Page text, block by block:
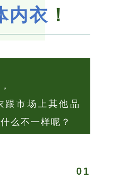
内衣 ！
跟市场上其他品
么不一样呢？
01